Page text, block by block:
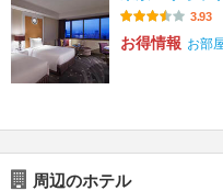
3.93
お得情報 お部
周辺のホテル